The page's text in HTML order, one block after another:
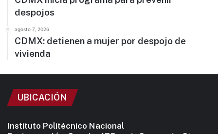
despojos
agosto 7, 2026
CDMX: detienen a mujer por despojo de
vivienda
UBICACIÓN
Instituto Politécnico Nacional